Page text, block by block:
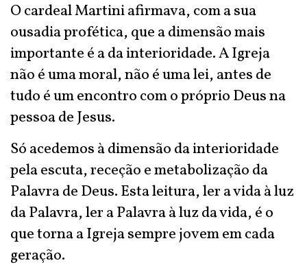
O cardeal Martini afirmava, com a sua
ousadia profética, que a dimensão mais
importante é a da interioridade. A Igreja
não é uma moral, não é uma lei, antes de
tudo é um encontro com o próprio Deus na
pessoa de Jesus.
Só acedemos à dimensão da interioridade
pela escuta, receção e metabolização da
Palavra de Deus. Esta leitura, ler a vida à luz
da Palavra, ler a Palavra à luz da vida, é o
que torna a Igreja sempre jovem em cada
geração.